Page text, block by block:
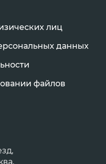
лиц
данных
файлов